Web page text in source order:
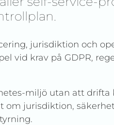
jurisdiktion och
vid krav på GDPR,
miljö utan att drifta
om jurisdiktion,